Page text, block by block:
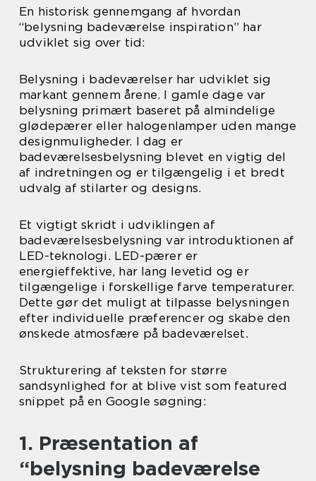
En historisk gennemgang af hvordan
“belysning badeværelse inspiration” har
udviklet sig over tid:
Belysning i badeværelser har udviklet sig
markant gennem årene. I gamle dage var
belysning primært baseret på almindelige
glødepærer eller halogenlamper uden mange
designmuligheder. I dag er
badeværelsesbelysning blevet en vigtig del
af indretningen og er tilgængelig i et bredt
udvalg af stilarter og designs.
Et vigtigt skridt i udviklingen af
badeværelsesbelysning var introduktionen af
LED-teknologi. LED-pærer er
energieffektive, har lang levetid og er
tilgængelige i forskellige farve temperaturer.
Dette gør det muligt at tilpasse belysningen
efter individuelle præferencer og skabe den
ønskede atmosfære på badeværelset.
Strukturering af teksten for større
sandsynlighed for at blive vist som featured
snippet på en Google søgning:
1. Præsentation af
“belysning badeværelse